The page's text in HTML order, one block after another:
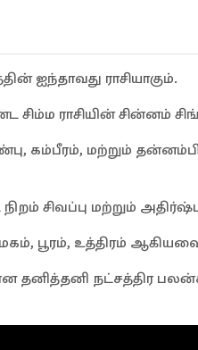
ஐந்தாவது ராசியாகும்.
ராசியின் சின்னம்
கம்பீரம், மற்றும்
சிவப்பு மற்றும்
மகம், பூரம், உத்திரம்
தனித்தனி நட்சத்திர